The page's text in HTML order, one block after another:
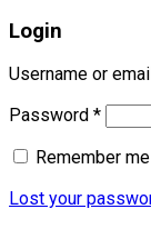
Login
Username or
Password *
Remember me
Lost your